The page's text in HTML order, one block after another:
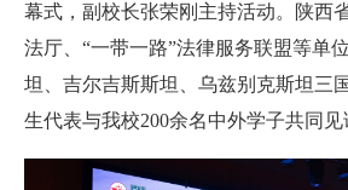
幕式，副校长张荣刚主持活动。陕西
法厅、“一带一路”法律服务联盟等单
坦、吉尔吉斯斯坦、乌兹别克斯坦三
生代表与我校200余名中外学子共同见